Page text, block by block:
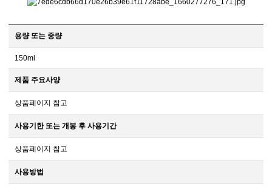
용량 또는 중량
150ml
제품 주요사양
상품페이지 참고
사용기한 또는 개봉 후 사용기간
상품페이지 참고
사용방법